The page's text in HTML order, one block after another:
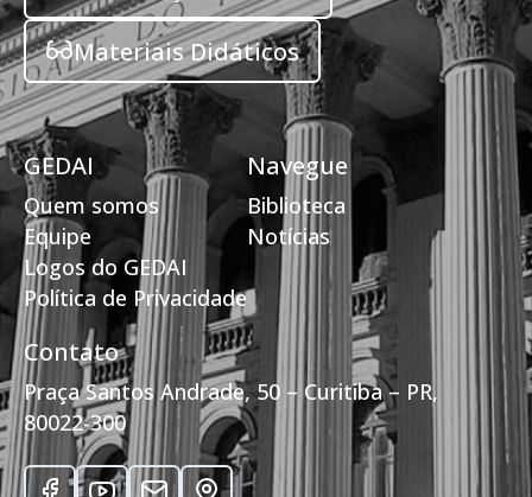
Materiais Didáticos
GEDAI
Quem somos
Equipe
Logos do GEDAI
Política de Privacidade
Navegue
Biblioteca
Notícias
Contato
Praça Santos Andrade, 50 – Curitiba – PR,
80022-300